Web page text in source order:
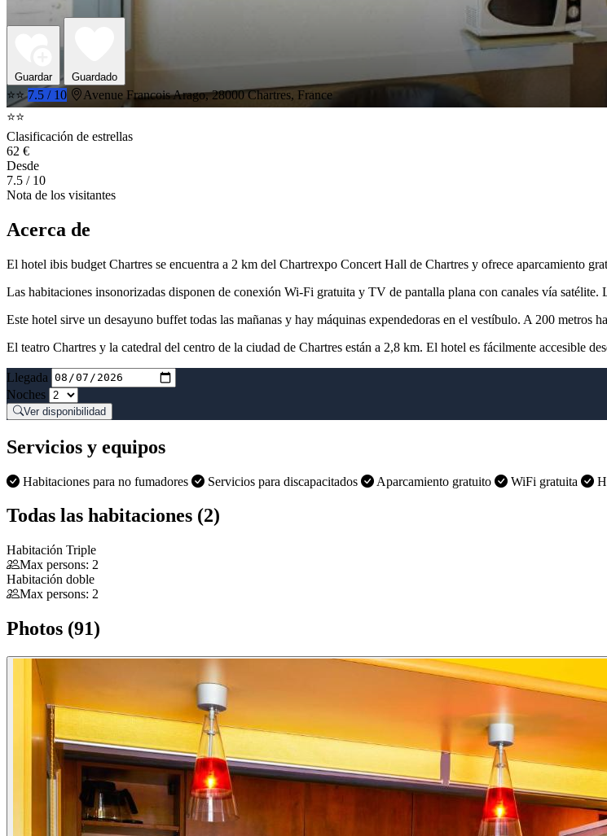
Guardar Guardado
⭐⭐ 7.5 / 10
Avenue Francois Arago, 28000 Chartres, France
⭐⭐
Clasificación de estrellas
62 €
Desde
7.5 / 10
Nota de los visitantes
Acerca de
El hotel ibis budget Chartres se encuentra a 2 km del Chartrexpo Concert Hall de Chartres y ofrece aparcamiento
Las habitaciones insonorizadas disponen de conexión Wi-Fi gratuita y TV de pantalla plana con canales vía satélite.
Este hotel sirve un desayuno buffet todas las mañanas y hay máquinas expendedoras en el vestíbulo. A 200 metros
El teatro Chartres y la catedral del centro de la ciudad de Chartres están a 2,8 km. El hotel es fácilmente accesible
Llegada
Noches
Ver disponibilidad
Servicios y equipos
Habitaciones para no fumadores Servicios para discapacitados Aparcamiento gratuito WiFi gratuita
Todas las habitaciones (2)
Habitación Triple
Max persons: 2
Habitación doble
Max persons: 2
Photos (91)